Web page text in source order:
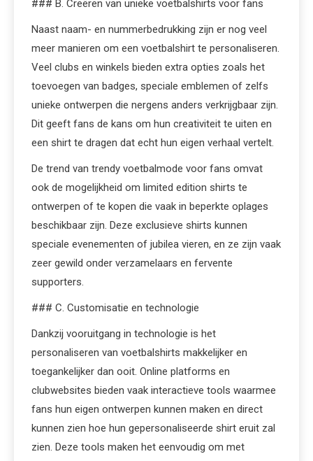
### B. Creëren van unieke voetbalshirts voor fans
Naast naam- en nummerbedrukking zijn er nog veel
meer manieren om een voetbalshirt te personaliseren.
Veel clubs en winkels bieden extra opties zoals het
toevoegen van badges, speciale emblemen of zelfs
unieke ontwerpen die nergens anders verkrijgbaar zijn.
Dit geeft fans de kans om hun creativiteit te uiten en
een shirt te dragen dat echt hun eigen verhaal vertelt.
De trend van trendy voetbalmode voor fans omvat
ook de mogelijkheid om limited edition shirts te
ontwerpen of te kopen die vaak in beperkte oplages
beschikbaar zijn. Deze exclusieve shirts kunnen
speciale evenementen of jubilea vieren, en ze zijn vaak
zeer gewild onder verzamelaars en fervente
supporters.
### C. Customisatie en technologie
Dankzij vooruitgang in technologie is het
personaliseren van voetbalshirts makkelijker en
toegankelijker dan ooit. Online platforms en
clubwebsites bieden vaak interactieve tools waarmee
fans hun eigen ontwerpen kunnen maken en direct
kunnen zien hoe hun gepersonaliseerde shirt eruit zal
zien. Deze tools maken het eenvoudig om met